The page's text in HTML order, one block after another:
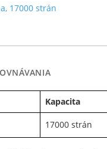
17000 strán
Kapacita
17000 strán